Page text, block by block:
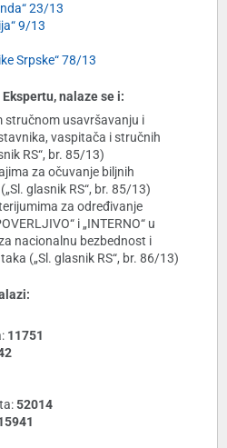
23/13
9/13
Srpske“ 78/13
nalaze se i:
stručnom usavršavanju i
vaspitača i stručnih
RS“, br. 85/13)
za očuvanje biljnih
glasnik RS“, br. 85/13)
za određivanje
i „INTERNO“ u
nacionalnu bezbednost i
(„Sl. glasnik RS“, br. 86/13)
11751
52014